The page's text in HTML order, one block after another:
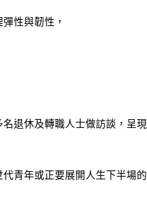
性與韌性，
退休及轉職人士做訪談，呈
青年或正要展開人生下半場